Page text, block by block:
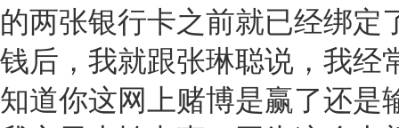
的两张银行卡之前就已经绑定
钱后，我就跟张琳聪说，我经
知道你这网上赌博是赢了还是